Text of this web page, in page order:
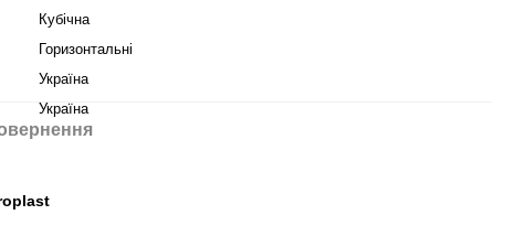
Кубічна
Горизонтальні
Україна
Україна